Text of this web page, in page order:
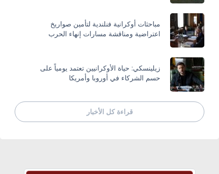
مباحثات أوكرانية فنلندية لتأمين صواريخ
اعتراضية ومناقشة مسارات إنهاء الحرب
زيلينسكي: حياة الأوكرانيين تعتمد يومياً على
حسم الشركاء في أوروبا وأمريكا
قراءة كل الأخبار